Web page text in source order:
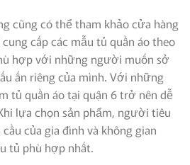
cũng có thể tham khảo cửa hàng
cấp các mẫu tủ quần áo theo
hợp với những người muốn sở
ấn riêng của mình. Với những
tủ quần áo tại quận 6 trở nên dễ
lựa chọn sản phẩm, người tiêu
của gia đình và không gian
tủ phù hợp nhất.